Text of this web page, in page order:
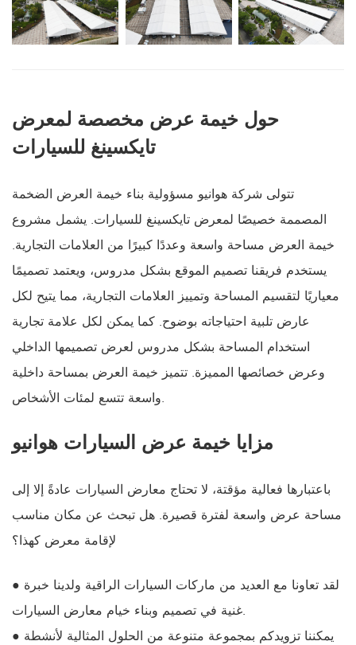
حول خيمة عرض مخصصة لمعرض
تايكسينغ للسيارات
تتولى شركة هوانيو مسؤولية بناء خيمة العرض الضخمة
المصممة خصيصًا لمعرض تايكسينغ للسيارات. يشمل مشروع
خيمة العرض مساحة واسعة وعددًا كبيرًا من العلامات التجارية.
يستخدم فريقنا تصميم الموقع بشكل مدروس، ويعتمد تصميمًا
معياريًا لتقسيم المساحة وتمييز العلامات التجارية، مما يتيح لكل
عارض تلبية احتياجاته بوضوح. كما يمكن لكل علامة تجارية
استخدام المساحة بشكل مدروس لعرض تصميمها الداخلي
وعرض خصائصها المميزة. تتميز خيمة العرض بمساحة داخلية
واسعة تتسع لمئات الأشخاص.
مزايا خيمة عرض السيارات هوانيو
باعتبارها فعالية مؤقتة، لا تحتاج معارض السيارات عادةً إلا إلى
مساحة عرض واسعة لفترة قصيرة. هل تبحث عن مكان مناسب
لإقامة معرض كهذا؟
● لقد تعاونا مع العديد من ماركات السيارات الراقية ولدينا خبرة
غنية في تصميم وبناء خيام معارض السيارات.
● يمكننا تزويدكم بمجموعة متنوعة من الحلول المثالية لأنشطة